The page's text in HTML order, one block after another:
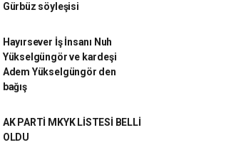
Gürbüz söyleşisi
Hayırsever İş İnsanı Nuh
Yükselgüngör ve kardeşi
Adem Yükselgüngör den
bağış
AK PARTİ MKYK LİSTESİ BELLİ
OLDU